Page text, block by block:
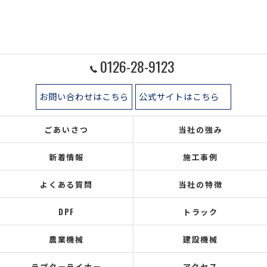
0126-28-9123
お問い合わせはこちら 公式サイトはこちら
ごあいさつ 当社の強み
新着情報 施工事例
よくある質問 当社の特徴
DPF トラック
農業機械 建設機械